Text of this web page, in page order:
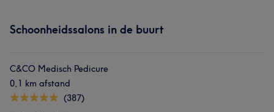
Schoonheidssalons in de buurt
C&CO Medisch Pedicure
0,1 km afstand
(387)